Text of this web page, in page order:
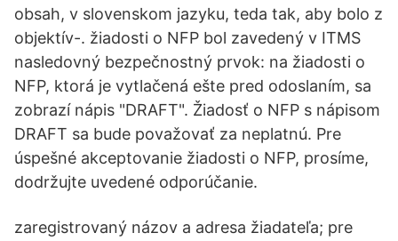
obsah, v slovenskom jazyku, teda tak, aby bolo z
objektív-. žiadosti o NFP bol zavedený v ITMS
nasledovný bezpečnostný prvok: na žiadosti o
NFP, ktorá je vytlačená ešte pred odoslaním, sa
zobrazí nápis "DRAFT". Žiadosť o NFP s nápisom
DRAFT sa bude považovať za neplatnú. Pre
úspešné akceptovanie žiadosti o NFP, prosíme,
dodržujte uvedené odporúčanie.
zaregistrovaný názov a adresa žiadateľa; pre